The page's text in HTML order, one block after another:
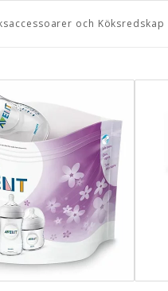
och Köksredskap